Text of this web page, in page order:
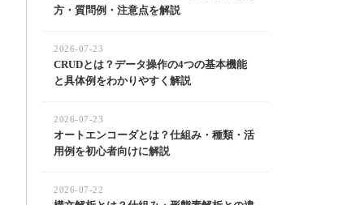
方・質問例・注意点を解説
CRUDとは？データ操作の4つの基本機能
と具体例をわかりやすく解説
2026-07-23
オートエンコーダとは？仕組み・種類・活
用例を初心者向けに解説
2026-07-23
2026-07-22